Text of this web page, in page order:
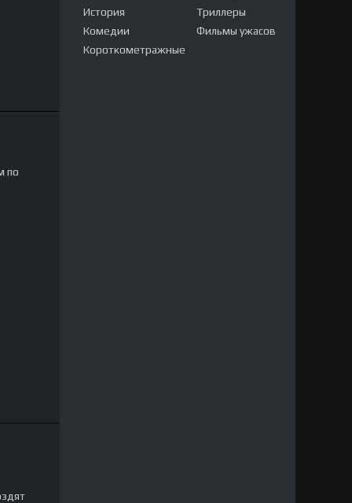
по
История
Комедии
Короткометражные
Триллеры
Фильмы ужасов